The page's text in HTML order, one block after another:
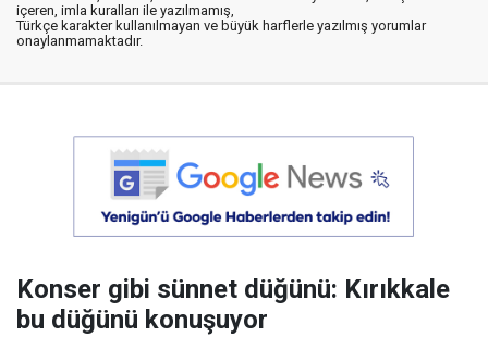
içeren, imla kuralları ile yazılmamış,
Türkçe karakter kullanılmayan ve büyük harflerle yazılmış yorumlar
onaylanmamaktadır.
Konser gibi sünnet düğünü: Kırıkkale
bu düğünü konuşuyor